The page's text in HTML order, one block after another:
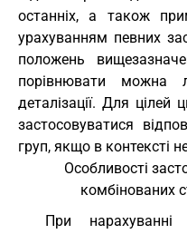
останніх, а також
урахуванням певних
положень
порівнювати можна
деталізації. Для
застосовуватися
груп, якщо в контексті
Особливості
комбінованих
При